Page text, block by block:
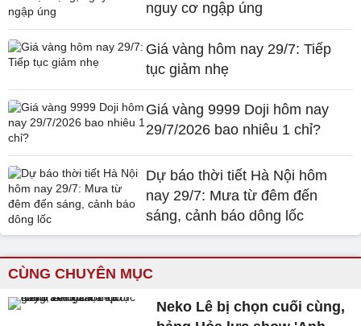
nguy cơ ngập úng
Giá vàng hôm nay 29/7: Tiếp
tục giảm nhẹ
Giá vàng 9999 Doji hôm nay
29/7/2026 bao nhiêu 1 chỉ?
Dự báo thời tiết Hà Nội hôm
nay 29/7: Mưa từ đêm đến
sáng, cảnh báo dông lốc
CÙNG CHUYÊN MỤC
Neko Lê bị chọn cuối cùng,